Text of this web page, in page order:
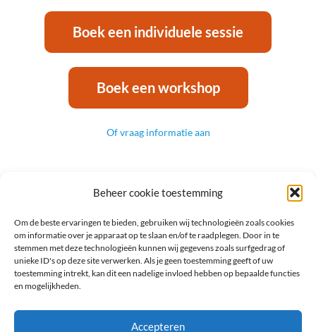
Beheer cookie toestemming
Om de beste ervaringen te bieden, gebruiken wij technologieën zoals cookies
om informatie over je apparaat op te slaan en/of te raadplegen. Door in te
stemmen met deze technologieën kunnen wij gegevens zoals surfgedrag of
unieke ID's op deze site verwerken. Als je geen toestemming geeft of uw
toestemming intrekt, kan dit een nadelige invloed hebben op bepaalde functies
en mogelijkheden.
Accepteren
Boek een individuele sessie
Boek een workshop
Of vraag informatie aan
© 2026, Mentaalbewust. Alle rechten
voorbehouden.